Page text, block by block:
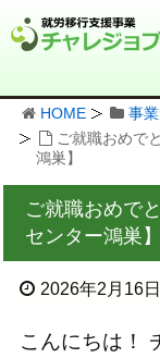
HOME
事
ご就職おめで
鴻巣】
ご就職おめで
センター鴻巣】
2026年2月16日
こんにちは！